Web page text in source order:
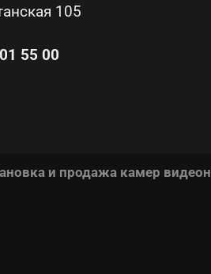
105
55 00
и продажа камер